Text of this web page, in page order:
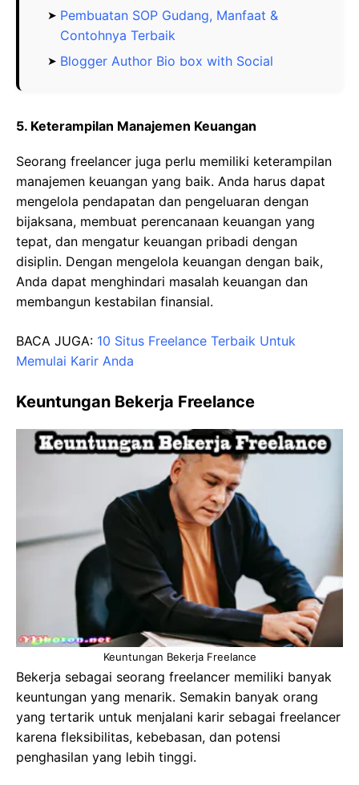
Pembuatan SOP Gudang, Manfaat &
Contohnya Terbaik
Blogger Author Bio box with Social
5. Keterampilan Manajemen Keuangan
Seorang freelancer juga perlu memiliki keterampilan
manajemen keuangan yang baik. Anda harus dapat
mengelola pendapatan dan pengeluaran dengan
bijaksana, membuat perencanaan keuangan yang
tepat, dan mengatur keuangan pribadi dengan
disiplin. Dengan mengelola keuangan dengan baik,
Anda dapat menghindari masalah keuangan dan
membangun kestabilan finansial.
BACA JUGA: 10 Situs Freelance Terbaik Untuk
Memulai Karir Anda
Keuntungan Bekerja Freelance
Keuntungan Bekerja Freelance
Bekerja sebagai seorang freelancer memiliki banyak
keuntungan yang menarik. Semakin banyak orang
yang tertarik untuk menjalani karir sebagai freelancer
karena fleksibilitas, kebebasan, dan potensi
penghasilan yang lebih tinggi.